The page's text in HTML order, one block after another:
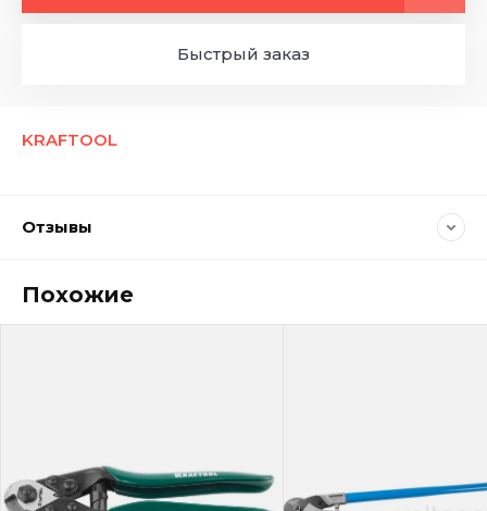
KRAFTOOL
Быстрый заказ
Отзывы
Похожие